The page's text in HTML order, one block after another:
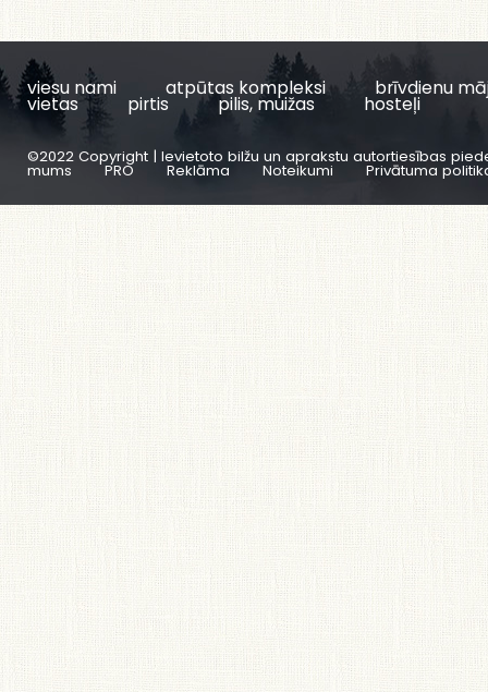
viesu nami atpūtas kompleksi brīvdienu
vietas pirtis pilis, muižas hosteļi
©2022 Copyright | Ievietoto bilžu un aprakstu autortiesības
mums PRO Reklāma Noteikumi Privātuma